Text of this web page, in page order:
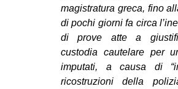
STUDENTI
CULTURE
ARTE
magistratura greca, fino
di pochi giorni fa circa
di prove atte a
custodia cautelare per
imputati, a causa di
ricostruzioni della